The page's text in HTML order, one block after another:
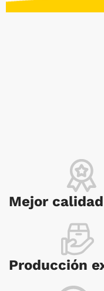
Mejor
Producción